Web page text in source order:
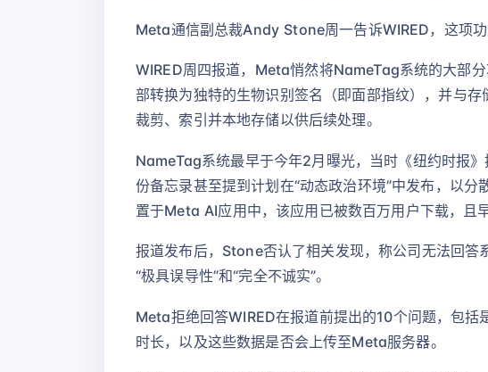
Meta通信副总裁Andy Stone周一告诉WIRED，这项
WIRED周四报道，Meta悄然将NameTag系统的大部
部转换为独特的生物识别签名（即面部指纹），并与
裁剪、索引并本地存储以供后续处理。
NameTag系统最早于今年2月曝光，当时《纽约时报
份备忘录甚至提到计划在“动态政治环境”中发布，以
置于Meta AI应用中，该应用已被数百万用户下载，且
报道发布后，Stone否认了相关发现，称公司无法回
“极具误导性”和“完全不诚实”。
Meta拒绝回答WIRED在报道前提出的10个问题，包
时长，以及这些数据是否会上传至Meta服务器。